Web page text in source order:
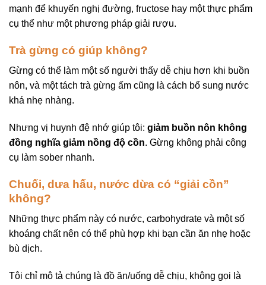
mạnh để khuyến nghị đường, fructose hay một thực phẩm
cụ thể như một phương pháp giải rượu.
Trà gừng có giúp không?
Gừng có thể làm một số người thấy dễ chịu hơn khi buồn
nôn, và một tách trà gừng ấm cũng là cách bổ sung nước
khá nhẹ nhàng.
Nhưng vị huynh đệ nhớ giúp tôi: giảm buồn nôn không
đồng nghĩa giảm nồng độ cồn. Gừng không phải công
cụ làm sober nhanh.
Chuối, dưa hấu, nước dừa có “giải cồn”
không?
Những thực phẩm này có nước, carbohydrate và một số
khoáng chất nên có thể phù hợp khi bạn cần ăn nhẹ hoặc
bù dịch.
Tôi chỉ mô tả chúng là đồ ăn/uống dễ chịu, không gọi là